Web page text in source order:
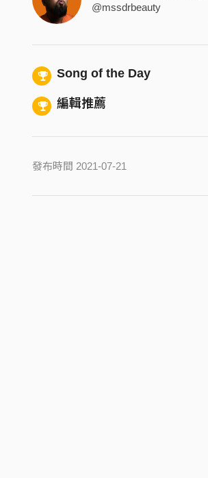
@mssdrbeauty
Song of the Day
編輯推薦
發布時間 2021-07-21